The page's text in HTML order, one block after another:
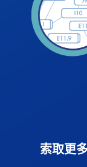
索取更